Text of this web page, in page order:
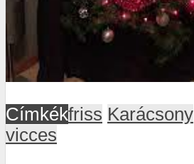
Címkékfriss Karácsony
vicces